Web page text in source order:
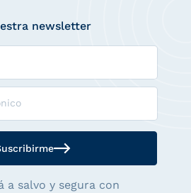
newsletter
a salvo y segura con